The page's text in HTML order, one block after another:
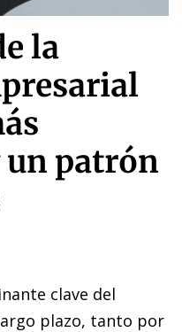
la
patrón
clave del
plazo, tanto por